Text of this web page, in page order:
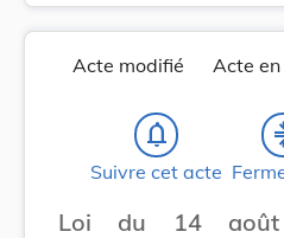
Acte modifié Acte
notifications_none
Suivre cet acte
Loi du 14